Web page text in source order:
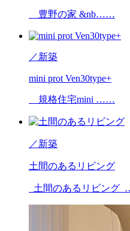
豊野の家 &nb……
／新築
mini prot Ven30type+
規格住宅mini ……
／新築
土間のあるリビング
土間のあるリビン